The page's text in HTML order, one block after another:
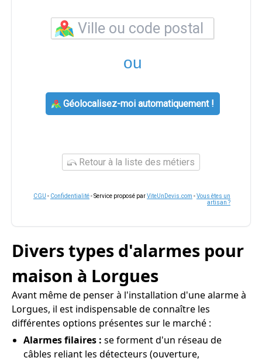
ou
Géolocalisez-moi automatiquement !
Retour à la liste des métiers
CGU - Confidentialité- Service proposé parViteUnDevis.com -Vous êtes un
artisan ?
Divers types d'alarmes pour
maison à Lorgues
Avant même de penser à l'installation d'une alarme à
Lorgues, il est indispensable de connaître les
différentes options présentes sur le marché :
Alarmes filaires : se forment d'un réseau de
câbles reliant les détecteurs (ouverture,